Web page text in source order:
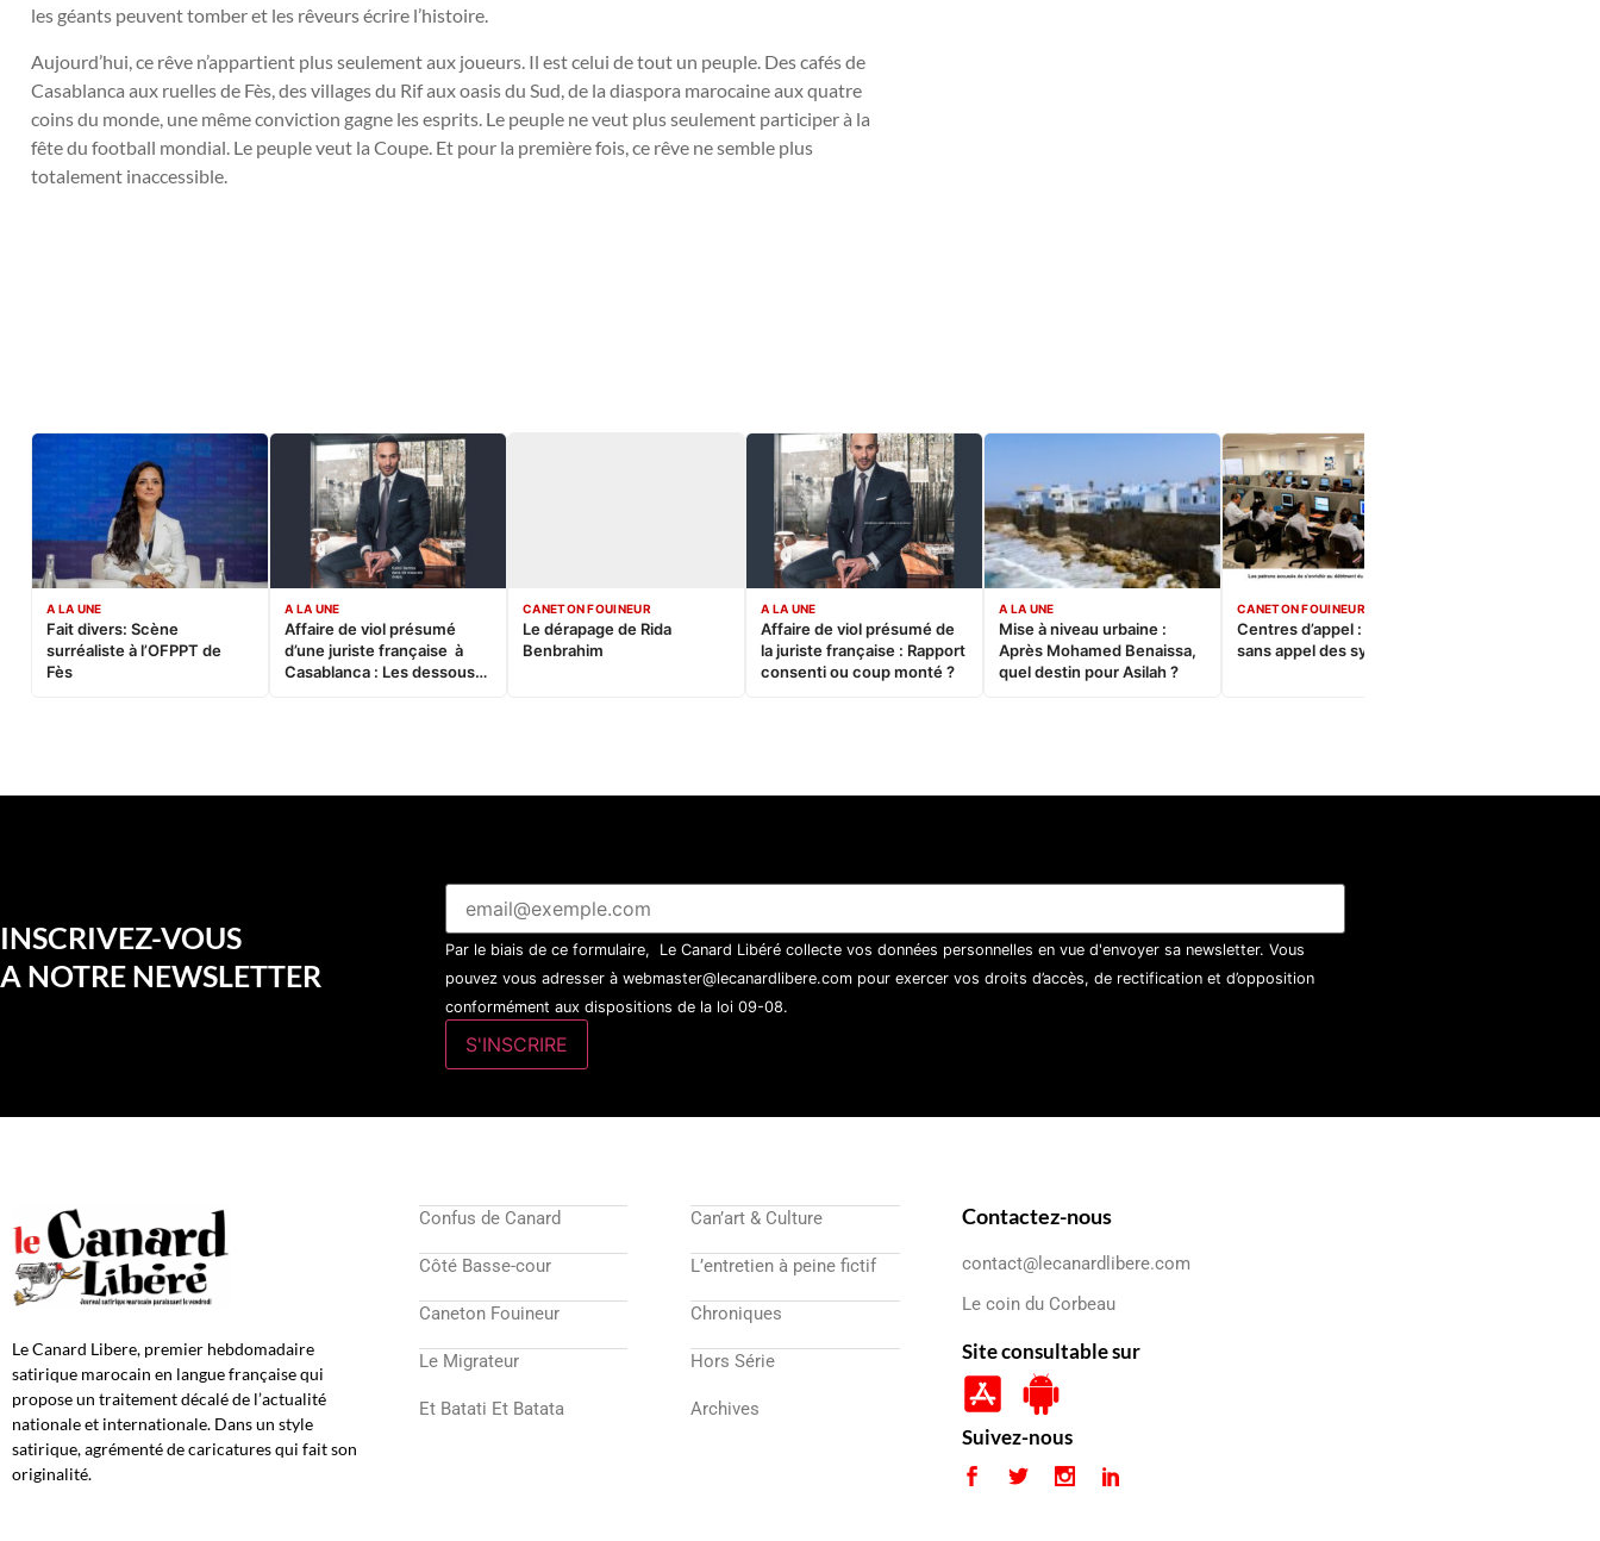
les géants peuvent tomber et les rêveurs écrire l’histoire.
Aujourd’hui, ce rêve n’appartient plus seulement aux joueurs. Il est celui de tout un peuple. Des cafés de
Casablanca aux ruelles de Fès, des villages du Rif aux oasis du Sud, de la diaspora marocaine aux quatre
coins du monde, une même conviction gagne les esprits. Le peuple ne veut plus seulement participer à la
fête du football mondial. Le peuple veut la Coupe. Et pour la première fois, ce rêve ne semble plus
totalement inaccessible.
A LA UNE
Fait divers: Scène
surréaliste à l’OFPPT de
Fès
A LA UNE
Affaire de viol présumé
d’une juriste française à
Casablanca : Les dessous
CANETON FOUINEUR
Le dérapage de Rida
Benbrahim
A LA UNE
Affaire de viol présumé de
la juriste française : Rapport
consenti ou coup monté ?
A LA UNE
Mise à niveau urbaine :
Après Mohamed Benaissa,
quel destin pour Asilah ?
CANETON FOUINEUR
Centres d’appel : Le constat
sans appel des syndicats
INSCRIVEZ-VOUS
A NOTRE NEWSLETTER
Par le biais de ce formulaire, Le Canard Libéré collecte vos données personnelles en vue d'envoyer sa newsletter. Vous
pouvez vous adresser à webmaster@lecanardlibere.com pour exercer vos droits d’accès, de rectification et d’opposition
conformément aux dispositions de la loi 09-08.
Le Canard Libere, premier hebdomadaire
satirique marocain en langue française qui
propose un traitement décalé de l’actualité
nationale et internationale. Dans un style
satirique, agrémenté de caricatures qui fait son
originalité.
Confus de Canard
Côté Basse-cour
Caneton Fouineur
Le Migrateur
Et Batati Et Batata
Can’art & Culture
L’entretien à peine fictif
Chroniques
Hors Série
Archives
Contactez-nous
contact@lecanardlibere.com
Le coin du Corbeau
Site consultable sur
Suivez-nous